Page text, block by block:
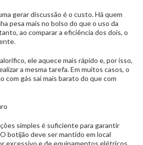
gerar discussão é o custo. Há quem
pesa mais no bolso do que o uso da
ao comparar a eficiência dos dois, o
ele aquece mais rápido e, por isso,
a mesma tarefa. Em muitos casos, o
com gás sai mais barato do que com
simples é suficiente para garantir
botijão deve ser mantido em local
excessivo e de equipamentos elétricos.